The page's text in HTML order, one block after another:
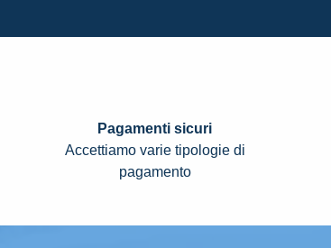
Pagamenti sicuri
Accettiamo varie tipologie di
pagamento